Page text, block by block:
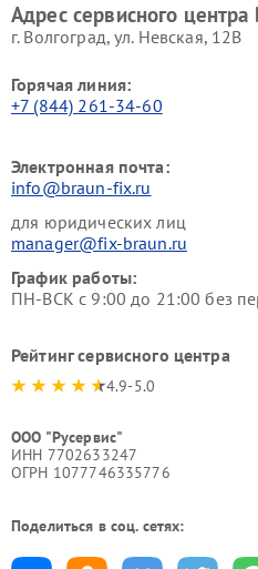
Адрес сервисного центра
г. Волгоград, ул. Невская, 12В
Горячая линия:
+7 (844) 261-34-60
Электронная почта:
info@braun-fix.ru
для юридических лиц
manager@fix-braun.ru
График работы:
ПН-ВСК с 9:00 до 21:00 без
Рейтинг сервисного центра
4.9-5.0
ООО "Русервис"
ИНН 7702633247
ОГРН 1077746335776
Поделиться в соц. сетях: